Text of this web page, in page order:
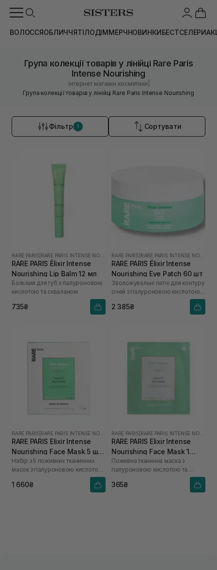
ВОЛОССЯОБЛИЧЧЯТІЛОДІММЕРЧНОВИНКИБЕСТСЕЛЕРИ
Група колекції товарів у лінійці Rare Paris
Intense Nourishing
Інтернет магазин косметики
Група колекції товарів у лінійці Rare Paris Intense Nourishing
Фільтр 1 Сортувати
RARE PARIS
RARE PARIS Élixir Intense
Nourishing Lip Balm 12 мл
Бальзам для губ з гіалуроновою
кислотою та скваланом
735₴
RARE PARIS
RARE PARIS Élixir Intense
Nourishing Eye Patch 60 шт
Зволожувальні патчі для контуру
очей з гіалуроновою кислотою
2 385₴
RARE PARIS
RARE PARIS Elixir Intense
Nourishing Face Mask 5 шт
*23 мл
Набір з 5 поживних тканинних
масок з гіалуроновою кислотою
1 660₴
RARE PARIS
RARE PARIS Elixir Intense
Nourishing Face Mask 1
шт*23 мл
Поживна тканинна маска з
гіалуроновою кислотою та
365₴